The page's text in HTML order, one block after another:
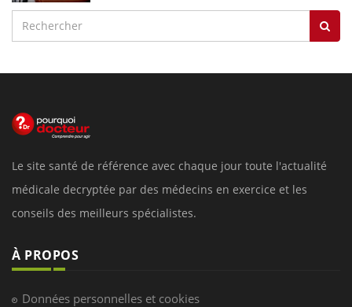
Le site santé de référence avec chaque jour toute l'actualité
médicale decryptée par des médecins en exercice et les
conseils des meilleurs spécialistes.
À PROPOS
Données personnelles et cookies